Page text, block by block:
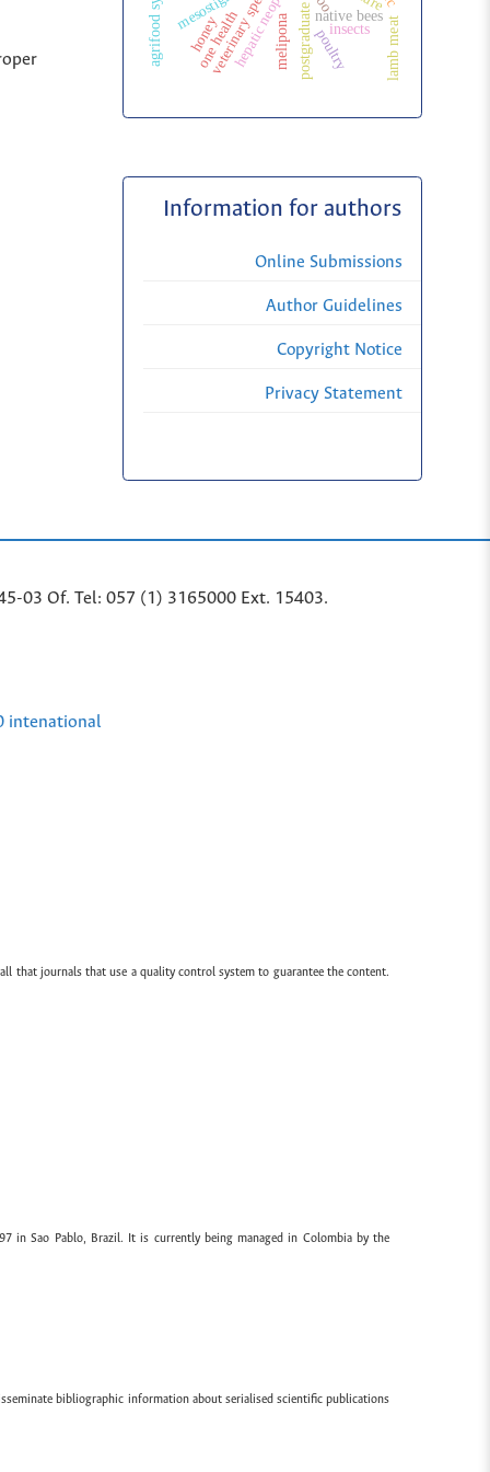
one health native bees
honey melipona poultry
insects lamb meat
Information for authors
Online Submissions
Author Guidelines
Copyright Notice
Privacy Statement
03 Of. Tel: 057 (1) 3165000 Ext. 15403.
intenational
that journals that use a quality control system to guarantee the content.
in Sao Pablo, Brazil. It is currently being managed in Colombia by the
bibliographic information about serialised scientific publications